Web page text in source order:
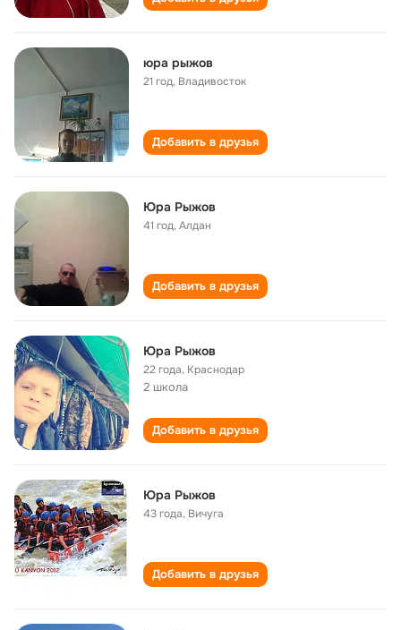
юра рыжов
21 год, Владивосток
Добавить в друзья
Юра Рыжов
41 год,Алдан
Добавить в друзья
Юра Рыжов
22 года, Краснодар
2 школа
Добавить в друзья
Юра Рыжов
43 года, Вичуга
Добавить в друзья